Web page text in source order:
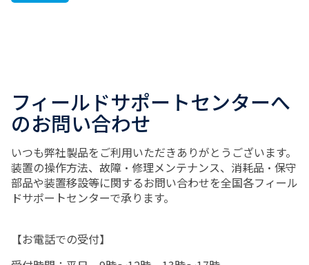
フィールドサポートセンターへ
のお問い合わせ
いつも弊社製品をご利用いただきありがとうございます。
装置の操作方法、故障・修理メンテナンス、消耗品・保守
部品や装置移設等に関するお問い合わせを全国各フィール
ドサポートセンターで承ります。
【お電話での受付】